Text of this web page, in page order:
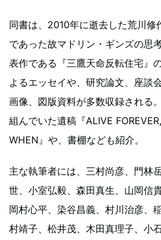
同書は、2010年に逝去した荒川修
であった故マドリン・ギンズの思
表作である『三鷹天命反転住宅』
よるエッセイや、研究論文、座談
画像、図版資料が多数収録される
組んでいた遺稿『ALIVE
WHEN』や、書棚なども紹介。
主な執筆者には、三村尚彦、門林
世、小室弘毅、森田真生、山岡信
岡村心平、染谷昌義、村川治彦、
村靖子、松井茂、木田真理子、小